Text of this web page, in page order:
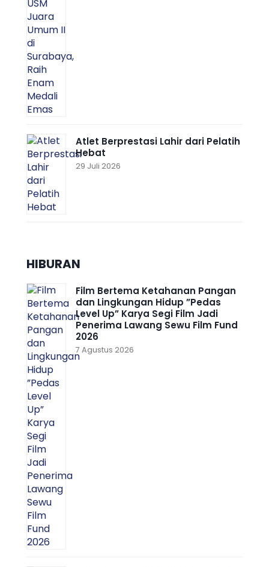
Atlet Berprestasi Lahir dari Pelatih
Hebat
29 Juli 2026
HIBURAN
Film Bertema Ketahanan Pangan
dan Lingkungan Hidup ”Pedas
Level Up” Karya Segi Film Jadi
Penerima Lawang Sewu Film Fund
2026
7 Agustus 2026